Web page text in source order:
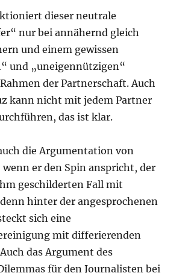
dieser neutrale
nur bei annähernd gleich
und einem gewissen
und „uneigennützigen“
der Partnerschaft. Auch
kann nicht mit jedem Partner
das ist klar.
die Argumentation von
wenn er den Spin anspricht, der
geschilderten Fall mit
hinter der angesprochenen
sich eine
mit differierenden
das Argument des
für den Journalisten bei